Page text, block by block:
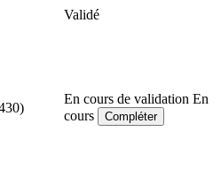
Validé
En cours de validation En
cours
Compléter